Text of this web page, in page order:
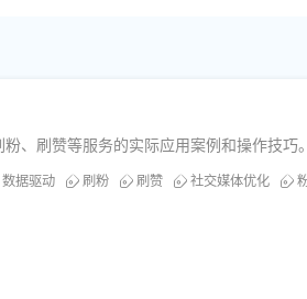
、刷赞等服务的实际应用案例和操作技巧
数据驱动 刷粉 刷赞 社交媒体优化